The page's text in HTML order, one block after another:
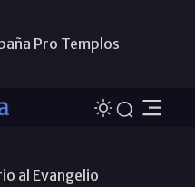
Pro Templos
al Evangelio